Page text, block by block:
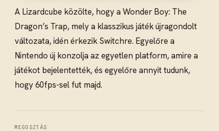
A Lizardcube közölte, hogy a Wonder Boy: The
Dragon’s Trap, mely a klasszikus játék újragondolt
változata, idén érkezik Switchre. Egyelőre a
Nintendo új konzolja az egyetlen platform, amire a
játékot bejelentették, és egyelőre annyit tudunk,
hogy 60fps-sel fut majd.
MEGOSZTÁS